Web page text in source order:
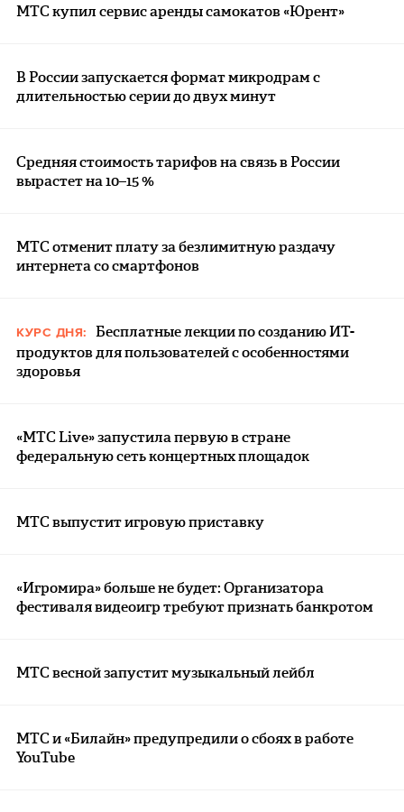
МТС купил сервис аренды самокатов «Юрент»
В России запускается формат микродрам с
длительностью серии до двух минут
Средняя стоимость тарифов на связь в России
вырастет на 10–15 %
МТС отменит плату за безлимитную раздачу
интернета со смартфонов
КУРС ДНЯ:
Бесплатные лекции по созданию ИТ-
продуктов для пользователей с особенностями
здоровья
«МТС Live» запустила первую в стране
федеральную сеть концертных площадок
МТС выпустит игровую приставку
«Игромира» больше не будет: Организатора
фестиваля видеоигр требуют признать банкротом
МТС весной запустит музыкальный лейбл
МТС и «Билайн» предупредили о сбоях в работе
YouTube